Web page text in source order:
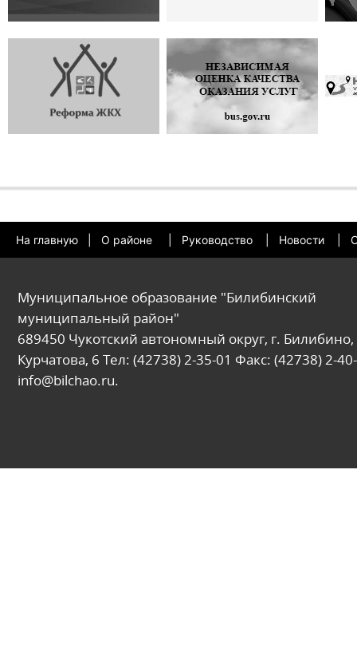
На главную О районе Руководство Новости
Муниципальное образование "Билибинский
муниципальный район"
689450 Чукотский автономный округ, г. Билибино,
Курчатова, 6 Тел: (42738) 2-35-01 Факс: (42738) 2-
info@bilchao.ru.